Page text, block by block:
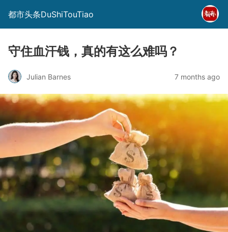
都市头条DuShiTouTiao
守住血汗钱，真的有这么难吗？
Julian Barnes 7 months ago